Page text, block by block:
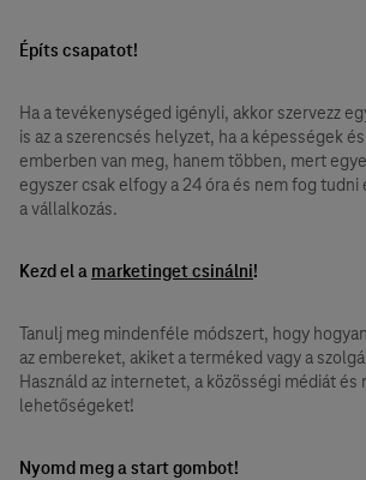
Építs csapatot!
Ha a tevékenységed igényli, akkor szervezz
is az a szerencsés helyzet, ha a képességek
emberben van meg, hanem többen, mert
egyszer csak elfogy a 24 óra és nem fog
a vállalkozás.
Kezd el a marketinget csinálni!
Tanulj meg mindenféle módszert, hogy
az embereket, akiket a terméked vagy a
Használd az internetet, a közösségi médiát és
lehetőségeket!
Nyomd meg a start gombot!